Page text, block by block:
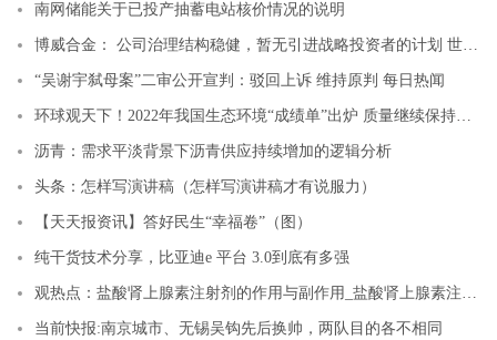
南网储能关于已投产抽蓄电站核价情况的说明
博威合金： 公司治理结构稳健，暂无引进战略投资者的计划 世界滚动
“吴谢宇弑母案”二审公开宣判：驳回上诉 维持原判 每日热闻
环球观天下！2022年我国生态环境“成绩单”出炉 质量继续保持改善态势
沥青：需求平淡背景下沥青供应持续增加的逻辑分析
头条：怎样写演讲稿（怎样写演讲稿才有说服力）
【天天报资讯】答好民生“幸福卷”（图）
纯干货技术分享，比亚迪e 平台 3.0到底有多强
观热点：盐酸肾上腺素注射剂的作用与副作用_盐酸肾上腺素注射剂的作用
当前快报:南京城市、无锡吴钩先后换帅，两队目的各不相同